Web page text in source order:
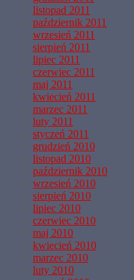
listopad 2011
październik 2011
wrzesień 2011
sierpień 2011
lipiec 2011
czerwiec 2011
maj 2011
kwiecień 2011
marzec 2011
luty 2011
styczeń 2011
grudzień 2010
listopad 2010
październik 2010
wrzesień 2010
sierpień 2010
lipiec 2010
czerwiec 2010
maj 2010
kwiecień 2010
marzec 2010
luty 2010